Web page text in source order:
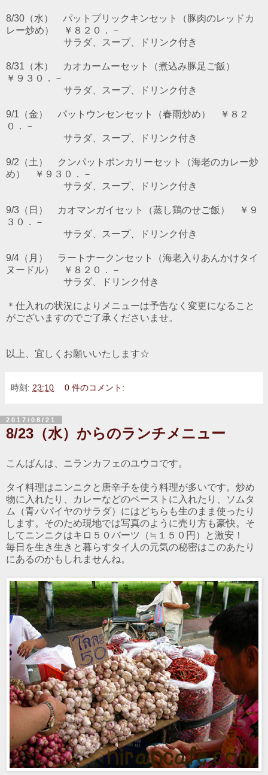
8/30（水） パットプリックキンセット（豚肉のレッドカ
レー炒め） ￥８２０．－
サラダ、スープ、ドリンク付き
8/31（木） カオカームーセット（煮込み豚足ご飯）
￥９３０．－
サラダ、スープ、ドリンク付き
9/1（金） パットウンセンセット（春雨炒め） ￥８２
０．－
サラダ、スープ、ドリンク付き
9/2（土） クンパットポンカリーセット（海老のカレー炒
め） ￥９３０．－
サラダ、スープ、ドリンク付き
9/3（日） カオマンガイセット（蒸し鶏のせご飯） ￥９
３０．－
サラダ、スープ、ドリンク付き
9/4（月） ラートナークンセット（海老入りあんかけタイ
ヌードル） ￥８２０．－
サラダ、ドリンク付き
＊仕入れの状況によりメニューは予告なく変更になること
がございますのでご了承くださいませ。
以上、宜しくお願いいたします☆
時刻: 23:10 0 件のコメント:
2017/08/21
8/23（水）からのランチメニュー
こんばんは、ニランカフェのユウコです。
タイ料理はニンニクと唐辛子を使う料理が多いです。炒め
物に入れたり、カレーなどのペーストに入れたり、ソムタ
ム（青パパイヤのサラダ）にはどちらも生のまま使ったり
します。そのため現地では写真のように売り方も豪快。そ
してニンニクはキロ５０バーツ（≒１５０円）と激安！
毎日を生き生きと暮らすタイ人の元気の秘密はこのあたり
にあるのかもしれませんね。